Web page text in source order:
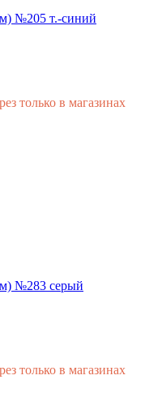
№205 т.-синий
только в магазинах
№283 серый
только в магазинах